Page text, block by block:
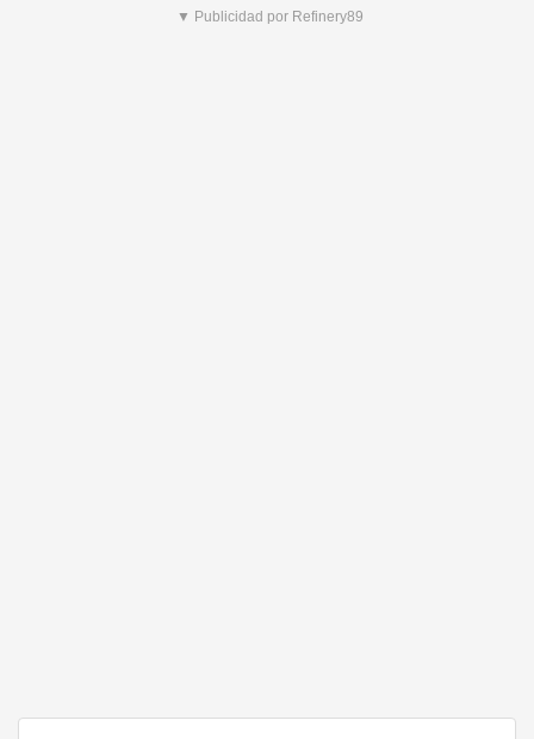
▼ Publicidad por Refinery89